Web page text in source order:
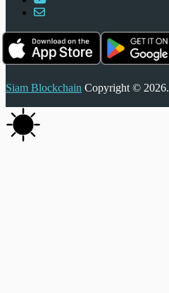
Siam Blockchain Copyright © 2026.